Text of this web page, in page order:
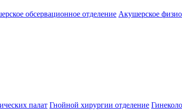
обсервационное отделение Акушерское
палат Гнойной хирургии отделение